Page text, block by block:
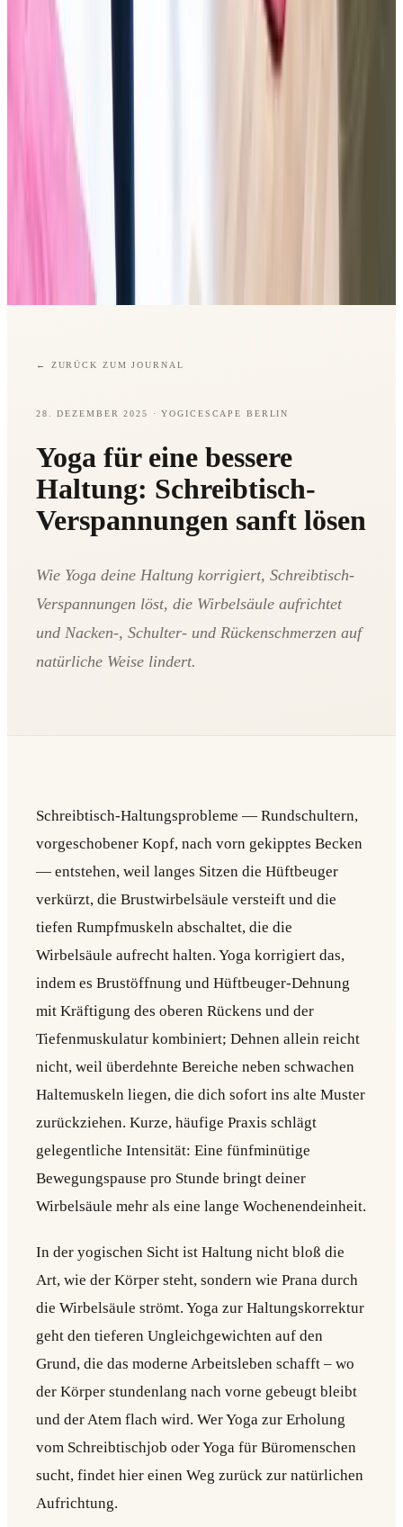
← ZURÜCK ZUM JOURNAL
28. DEZEMBER 2025 · YOGICESCAPE BERLIN
Yoga für eine bessere
Haltung: Schreibtisch-
Verspannungen sanft lösen
Wie Yoga deine Haltung korrigiert, Schreibtisch-
Verspannungen löst, die Wirbelsäule aufrichtet
und Nacken-, Schulter- und Rückenschmerzen auf
natürliche Weise lindert.
Schreibtisch-Haltungsprobleme — Rundschultern,
vorgeschobener Kopf, nach vorn gekipptes Becken
— entstehen, weil langes Sitzen die Hüftbeuger
verkürzt, die Brustwirbelsäule versteift und die
tiefen Rumpfmuskeln abschaltet, die die
Wirbelsäule aufrecht halten. Yoga korrigiert das,
indem es Brustöffnung und Hüftbeuger-Dehnung
mit Kräftigung des oberen Rückens und der
Tiefenmuskulatur kombiniert; Dehnen allein reicht
nicht, weil überdehnte Bereiche neben schwachen
Haltemuskeln liegen, die dich sofort ins alte Muster
zurückziehen. Kurze, häufige Praxis schlägt
gelegentliche Intensität: Eine fünfminütige
Bewegungspause pro Stunde bringt deiner
Wirbelsäule mehr als eine lange Wochenendeinheit.
In der yogischen Sicht ist Haltung nicht bloß die
Art, wie der Körper steht, sondern wie Prana durch
die Wirbelsäule strömt. Yoga zur Haltungskorrektur
geht den tieferen Ungleichgewichten auf den
Grund, die das moderne Arbeitsleben schafft – wo
der Körper stundenlang nach vorne gebeugt bleibt
und der Atem flach wird. Wer Yoga zur Erholung
vom Schreibtischjob oder Yoga für Büromenschen
sucht, findet hier einen Weg zurück zur natürlichen
Aufrichtung.